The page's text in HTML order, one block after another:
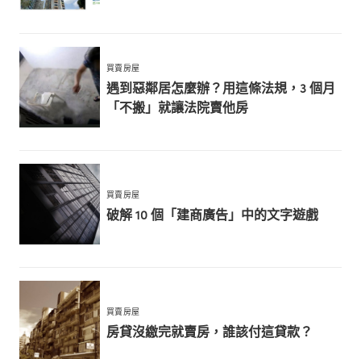
買賣房屋
遇到惡鄰居怎麼辦？用這條法規，3 個月
「不搬」就讓法院賣他房
買賣房屋
破解 10 個「建商廣告」中的文字遊戲
買賣房屋
房貸沒繳完就賣房，誰該付這貸款？